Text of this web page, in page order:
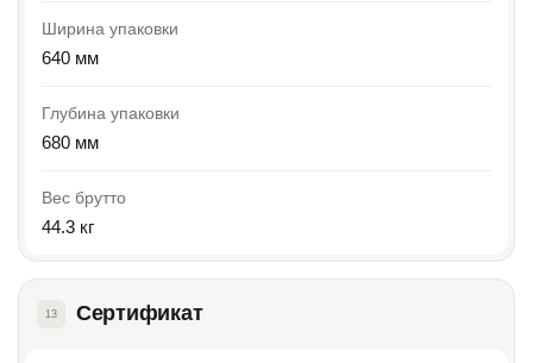
Ширина упаковки
640 мм
Глубина упаковки
680 мм
Вес брутто
44.3 кг
13 Сертификат